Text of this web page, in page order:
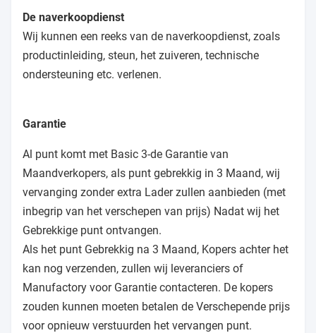
De naverkoopdienst
Wij kunnen een reeks van de naverkoopdienst, zoals
productinleiding, steun, het zuiveren, technische
ondersteuning etc. verlenen.
Garantie
Al punt komt met Basic 3-de Garantie van
Maandverkopers, als punt gebrekkig in 3 Maand, wij
vervanging zonder extra Lader zullen aanbieden (met
inbegrip van het verschepen van prijs) Nadat wij het
Gebrekkige punt ontvangen.
Als het punt Gebrekkig na 3 Maand, Kopers achter het
kan nog verzenden, zullen wij leveranciers of
Manufactory voor Garantie contacteren. De kopers
zouden kunnen moeten betalen de Verschepende prijs
voor opnieuw verstuurden het vervangen punt.